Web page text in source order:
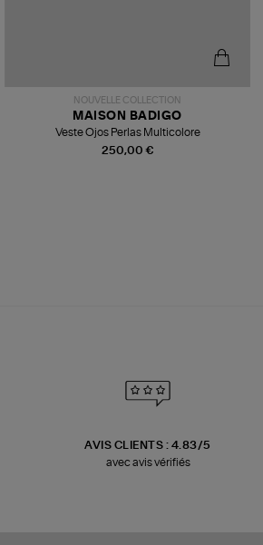
NOUVELLE COLLECTION
250,00 €
MAISON BADIGO
Veste Ojos Perlas Multicolore
AVIS CLIENTS : 4.83/5
avec avis vérifiés